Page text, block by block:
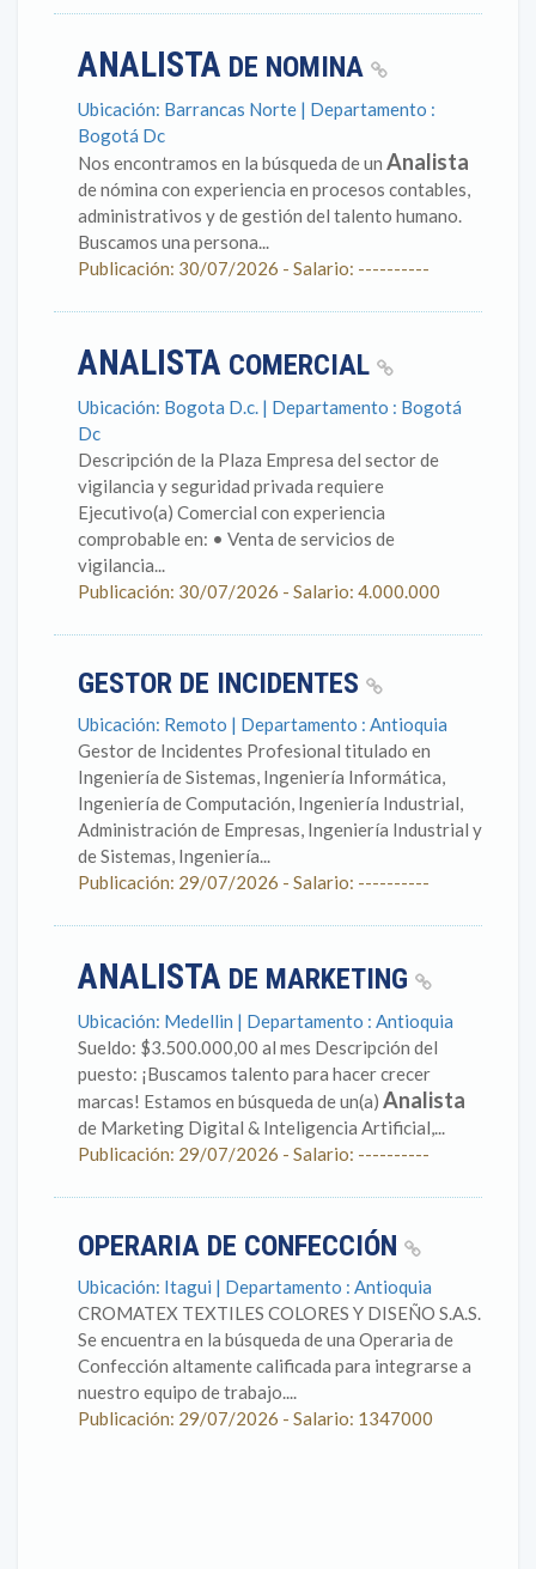
ANALISTA DE NOMINA
Ubicación: Barrancas Norte | Departamento :
Bogotá Dc
Nos encontramos en la búsqueda de un Analista
de nómina con experiencia en procesos contables,
administrativos y de gestión del talento humano.
Buscamos una persona...
Publicación: 30/07/2026 - Salario: ----------
ANALISTA COMERCIAL
Ubicación: Bogota D.c. | Departamento : Bogotá
Dc
Descripción de la Plaza Empresa del sector de
vigilancia y seguridad privada requiere
Ejecutivo(a) Comercial con experiencia
comprobable en: • Venta de servicios de
vigilancia...
Publicación: 30/07/2026 - Salario: 4.000.000
GESTOR DE INCIDENTES
Ubicación: Remoto | Departamento : Antioquia
Gestor de Incidentes Profesional titulado en
Ingeniería de Sistemas, Ingeniería Informática,
Ingeniería de Computación, Ingeniería Industrial,
Administración de Empresas, Ingeniería Industrial y
de Sistemas, Ingeniería...
Publicación: 29/07/2026 - Salario: ----------
ANALISTA DE MARKETING
Ubicación: Medellin | Departamento : Antioquia
Sueldo: $3.500.000,00 al mes Descripción del
puesto: ¡Buscamos talento para hacer crecer
marcas! Estamos en búsqueda de un(a) Analista
de Marketing Digital & Inteligencia Artificial,...
Publicación: 29/07/2026 - Salario: ----------
OPERARIA DE CONFECCIÓN
Ubicación: Itagui | Departamento : Antioquia
CROMATEX TEXTILES COLORES Y DISEÑO S.A.S.
Se encuentra en la búsqueda de una Operaria de
Confección altamente calificada para integrarse a
nuestro equipo de trabajo....
Publicación: 29/07/2026 - Salario: 1347000